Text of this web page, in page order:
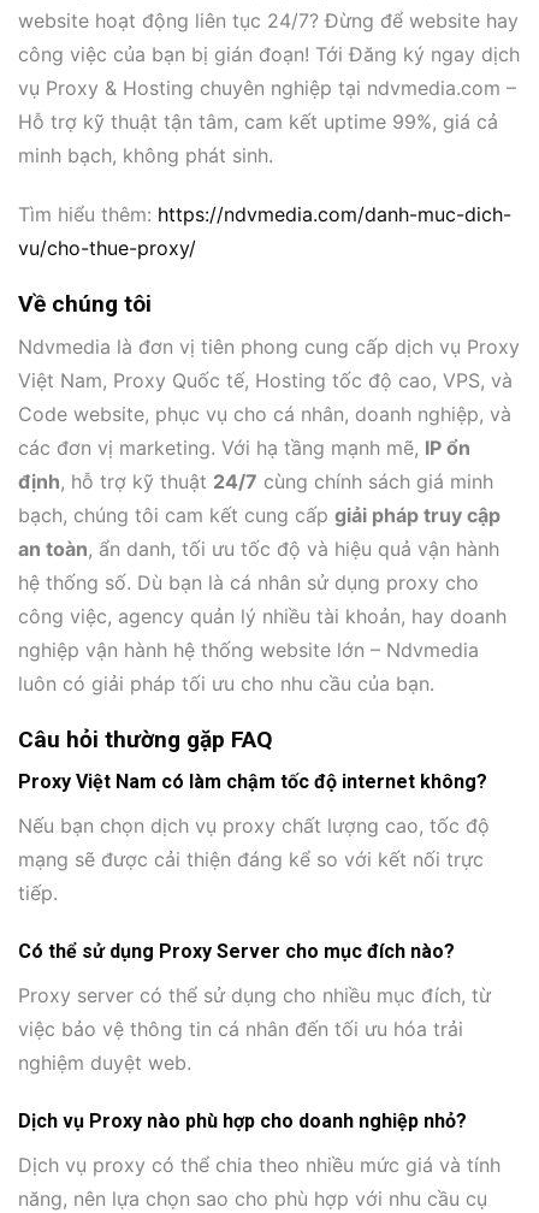
website hoạt động liên tục 24/7? Đừng để website hay
công việc của bạn bị gián đoạn! Tới Đăng ký ngay dịch
vụ Proxy & Hosting chuyên nghiệp tại ndvmedia.com –
Hỗ trợ kỹ thuật tận tâm, cam kết uptime 99%, giá cả
minh bạch, không phát sinh.
Tìm hiểu thêm: https://ndvmedia.com/danh-muc-dich-
vu/cho-thue-proxy/
Về chúng tôi
Ndvmedia là đơn vị tiên phong cung cấp dịch vụ Proxy
Việt Nam, Proxy Quốc tế, Hosting tốc độ cao, VPS, và
Code website, phục vụ cho cá nhân, doanh nghiệp, và
các đơn vị marketing. Với hạ tầng mạnh mẽ, IP ổn
định, hỗ trợ kỹ thuật 24/7 cùng chính sách giá minh
bạch, chúng tôi cam kết cung cấp giải pháp truy cập
an toàn, ẩn danh, tối ưu tốc độ và hiệu quả vận hành
hệ thống số. Dù bạn là cá nhân sử dụng proxy cho
công việc, agency quản lý nhiều tài khoản, hay doanh
nghiệp vận hành hệ thống website lớn – Ndvmedia
luôn có giải pháp tối ưu cho nhu cầu của bạn.
Câu hỏi thường gặp FAQ
Proxy Việt Nam có làm chậm tốc độ internet không?
Nếu bạn chọn dịch vụ proxy chất lượng cao, tốc độ
mạng sẽ được cải thiện đáng kể so với kết nối trực
tiếp.
Có thể sử dụng Proxy Server cho mục đích nào?
Proxy server có thể sử dụng cho nhiều mục đích, từ
việc bảo vệ thông tin cá nhân đến tối ưu hóa trải
nghiệm duyệt web.
Dịch vụ Proxy nào phù hợp cho doanh nghiệp nhỏ?
Dịch vụ proxy có thể chia theo nhiều mức giá và tính
năng, nên lựa chọn sao cho phù hợp với nhu cầu cụ